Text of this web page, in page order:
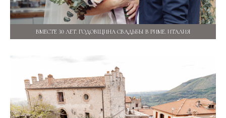
ВМЕСТЕ 30 ЛЕТ. ГОДОВЩИНА СВАДЬБЫ В РИМЕ. ИТАЛИЯ